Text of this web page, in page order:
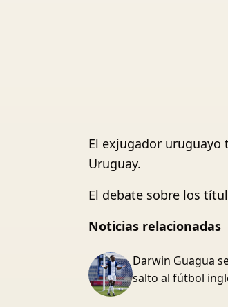
El exjugador uruguayo
Uruguay.
El debate sobre los
Noticias relacionadas
Darwin Guagua
salto al fútbol